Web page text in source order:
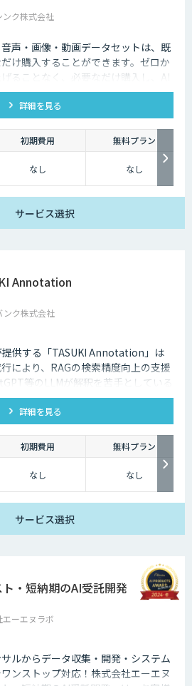
ンク株式会社
声・画像・動画データセットは、既
け購入することができます。ゼロか
ることなく、必要なだけ購入し、AI
詳細を見る
初期費用
無料プラン
なし なし
サービス選択
Annotation
ンク株式会社
提供する「TASUKI Annotation」は
により、RAGの検索精度向上の支援
等のLLMが解釈を苦手としている
ることが可能になります。
詳細を見る
初期費用
無料プラン
なし なし
サービス選択
・短納期のAI受託開発
エーエヌラボ
ルからデータ収集・開発・システム
ンストップ対応！株式会社エーエヌ